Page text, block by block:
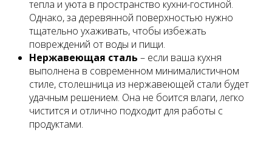
тепла и уюта в пространство кухни-гостиной.
Однако, за деревянной поверхностью нужно
тщательно ухаживать, чтобы избежать
повреждений от воды и пищи.
Нержавеющая сталь – если ваша кухня
выполнена в современном минималистичном
стиле, столешница из нержавеющей стали будет
удачным решением. Она не боится влаги, легко
чистится и отлично подходит для работы с
продуктами.